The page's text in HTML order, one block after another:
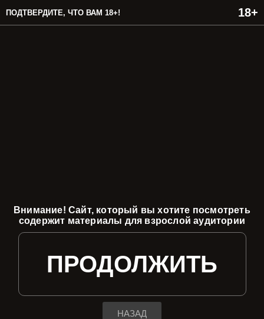
ПОДТВЕРДИТЕ, ЧТО ВАМ 18+!
Внимание! Сайт, который вы хотите посмотреть
содержит материалы для взрослой аудитории
ПРОДОЛЖИТЬ
НАЗАД